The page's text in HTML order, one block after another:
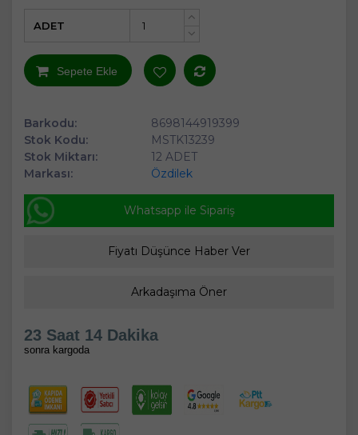
+
ADET
Sepete Ekle
Barkodu:
8698144919399
Stok Kodu:
MSTK13239
Stok Miktarı:
12 ADET
Markası:
Özdilek
Whatsapp ile Sipariş
Fiyatı Düşünce Haber Ver
Arkadaşıma Öner
23 Saat 14 Dakika
sonra kargoda